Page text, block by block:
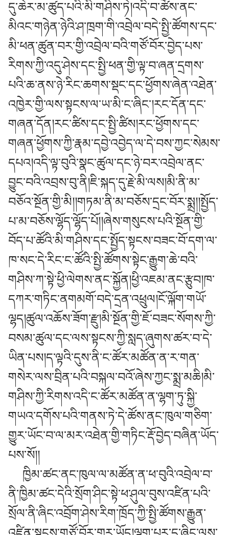
དུ་ཆེར་མ་ཚུད་པའི་མི་གཤིས་ཏེ།འདི་བ་ཚོས་ནང་
མིའང་གཉེན་ཉེའི་ཤ་ཁྲག་གི་འབྲེལ་བདེ་སྤྱི་ཚོགས་དང་
མི་ཕན་ཚུན་བར་གྱི་འབྲེལ་བའི་གཙོ་བོར་བྱེད་པས་
རིགས་ཀྱི་འདུ་ཤེས་དང་སྤྱི་ཕན་གྱི་ལྟ་བ་ཞན་དྲགས་
པའི་ཆ་ནས་ཉེ་རིང་ཆགས་སྡང་དང་ཕྱོགས་ཞེན་འཐེན་
འཁྱེར་གྱི་ལས་སྟངས་ལ་ཡ་མི་ང་ཞིང་།རང་དོན་དང་
གཞན་དོན།རང་ཚིས་དང་སྤྱི་ཚིས།རང་ཕྱོགས་དང་
གཞན་ཕྱོགས་ཀྱི་རྣམ་དབྱེ་འབྱེད་ལ་དེ་བས་ཀྱང་སེམས་
དཔའ།འདི་ལྟ་བུའི་སྣང་ཚུལ་དང་ཉེ་བར་འབྲེལ་ནང་
བྱུང་བའི་འབྲས་བུ་ནི།ཇི་སྐད་དུ་རྗེ་མི་ལས།མི་ནི་མ་
བཅོའ་སྔོན་གྱི་མི།།གཏམ་ནི་མ་བཅོས་དྲང་བོར་སྨྲ།།སྤྱོད་
པ་མ་བཅོས་ལྷོད་ལྷོད་པོ།།ཞེས་གསུངས་པའི་སྔོན་གྱི་
བོད་པ་ཚོའི་མི་གཤིས་དང་སྤྱོད་སྟངས་བཟང་བོ་དག་ལ་
ཁ་སང་དེ་རིང་ང་ཚོའི་སྤྱི་ཚོགས་སྟེང་རྒྱུག་ཆེ་བའི་
གཤིས་ཀ་སྟེ་ཕྱི་ལེགས་ནང་སྐྱོན།ཕྱི་འཇམ་ནང་རྩུབ།ཁ་
དཀར་གཏིང་ནགམགོ་བདེ་དྲན་འཕྲུལ།ངོ་ལྐོག་གཡོ་
ལྷད།ཚུལ་འཆོས་ཟོག་རྫུ།མི་སྔོན་གྱི་ཇོ་བཟང་སོགས་ཀྱི་
བསམ་ཚུལ་དང་ལས་སྟངས་ཀྱི་སླད་ཞུགས་ཚར་བ་དེ་
ཡིན་པས།ད་ལྟའི་དུས་ནི་ང་ཚོར་མཚོན་ན་ར་གན་
གསེར་ལས་བྲིན་པའི་བསྐལ་བའོ་ཞེས་ཀྱང་སྨྲ་མཆི།མི་
གཤིས་ཀྱི་རིགས་འདི་ང་ཚོར་མཚོན་ན་ལྷག་ཏུ་སྐྱི་
གཡའ་དགོས་པའི་གནས་ཏེ་དེ་ཚོས་ནང་ཁུལ་གཅིག་
གྱུར་ཡོང་བ་ལ་མར་འཐེན་གྱི་གཏིང་རྡོ་བྱེད་བཞིན་ཡོད་
པས་སོ།།
ཁྱིམ་ཚང་ནང་ཁུལ་ལ་མཚོན་ན་ཕ་བུའི་འབྲེལ་བ་
ནི་ཁྱིམ་ཚང་དེའི་སྲོག་ཤིང་སྟེ་ཕ་ཤུལ་བུས་འཛིན་པའི་
སྲོལ་ནི་ཞིང་འབྲོག་ཤེས་རིག་ཁྲོད་ཀྱི་སྤྱི་ཚོགས་རྒྱུན་